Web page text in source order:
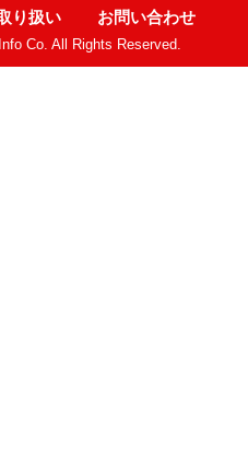
り扱い お問い合わせ
Co. All Rights Reserved.